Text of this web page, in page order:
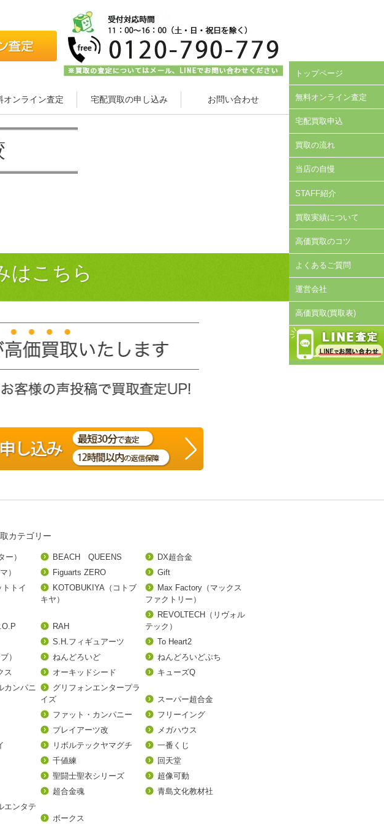
オンライン査定 宅配買取の申し込み お問い合わせ
トップページ
無料オンライン査定
宅配買取申込
買取の流れ
当店の自慢
STAFF紹介
買取実績について
高価買取のコツ
よくあるご質問
運営会社
高価買取(買取表)
はこちら
カテゴリー
ー） BEACH QUEENS
DX超合金
）
Figuarts ZERO
Gift
トイ
KOTOBUKIYA（コトブ
キヤ）
Max Factory（マックス
ファクトリー）
RAH
REVOLTECH（リヴォル
テック）
S.H.フィギュアーツ
To Heart2
）
ねんどろいど
ねんどろいどぷち
ス
オーキッドシード
キューズQ
カンパニ
グリフォンエンタープラ
イズ
スーパー超合金
ファット・カンパニー
フリーイング
プレイアーツ改
メガハウス
リボルテックヤマグチ
一番くじ
千値練
回天堂
聖闘士聖衣シリーズ
超像可動
超合金魂
青島文化教材社
エンタテ
ボークス